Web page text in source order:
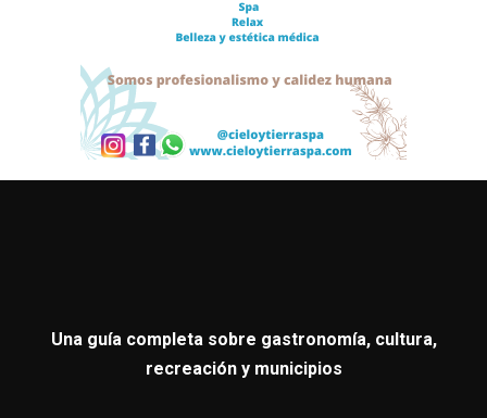
Una guía completa sobre gastronomía, cultura,
recreación y municipios